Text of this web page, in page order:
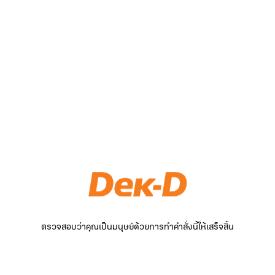
ตรวจสอบว่าคุณเป็นมนุษย์ด้วยการทำคำสั่งนี้ให้เสร็จสิ้น